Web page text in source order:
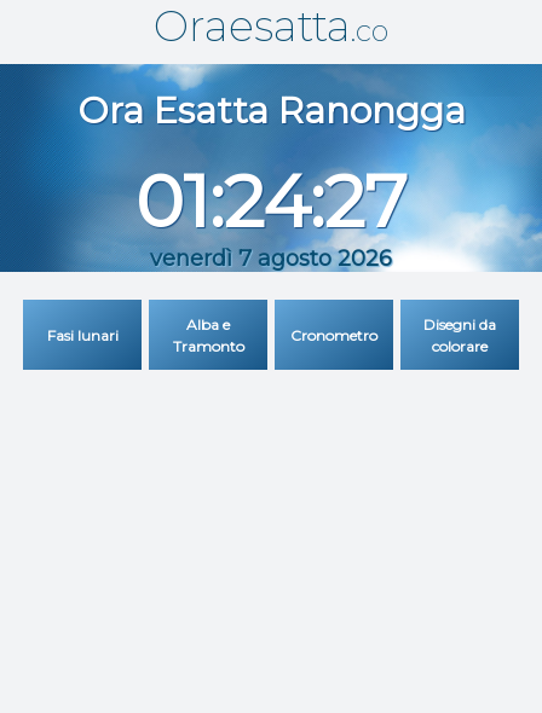
Oraesatta.co
Ora Esatta Ranongga
01:24:27
venerdì 7 agosto 2026
Fasi lunari
Alba e
Tramonto
Cronometro
Disegni da
colorare